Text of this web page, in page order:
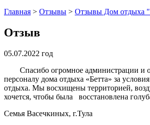
Главная > Отзывы > Отзывы Дом отдыха
Отзыв
05.07.2022 год
Спасибо огромное администрации и
персоналу дома отдыха «Бетта» за
отдыха. Мы восхищены территорией,
хочется, чтобы была восстановлена
Семья Васечкиных, г.Тула